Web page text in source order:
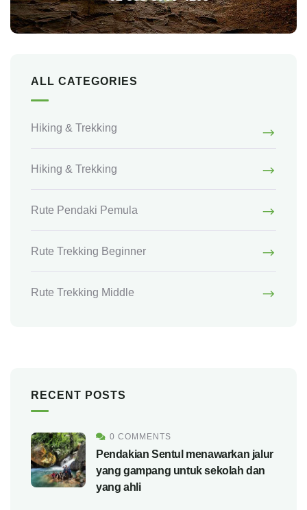
Talk to an expert
+ 62 853-3909-4299
Hiking & Trekking
Hiking & Trekking
Rute Pendaki Pemula
Rute Trekking Beginner
RECENT POSTS
0 COMMENTS
Pendakian Sentul menawarkan jalur